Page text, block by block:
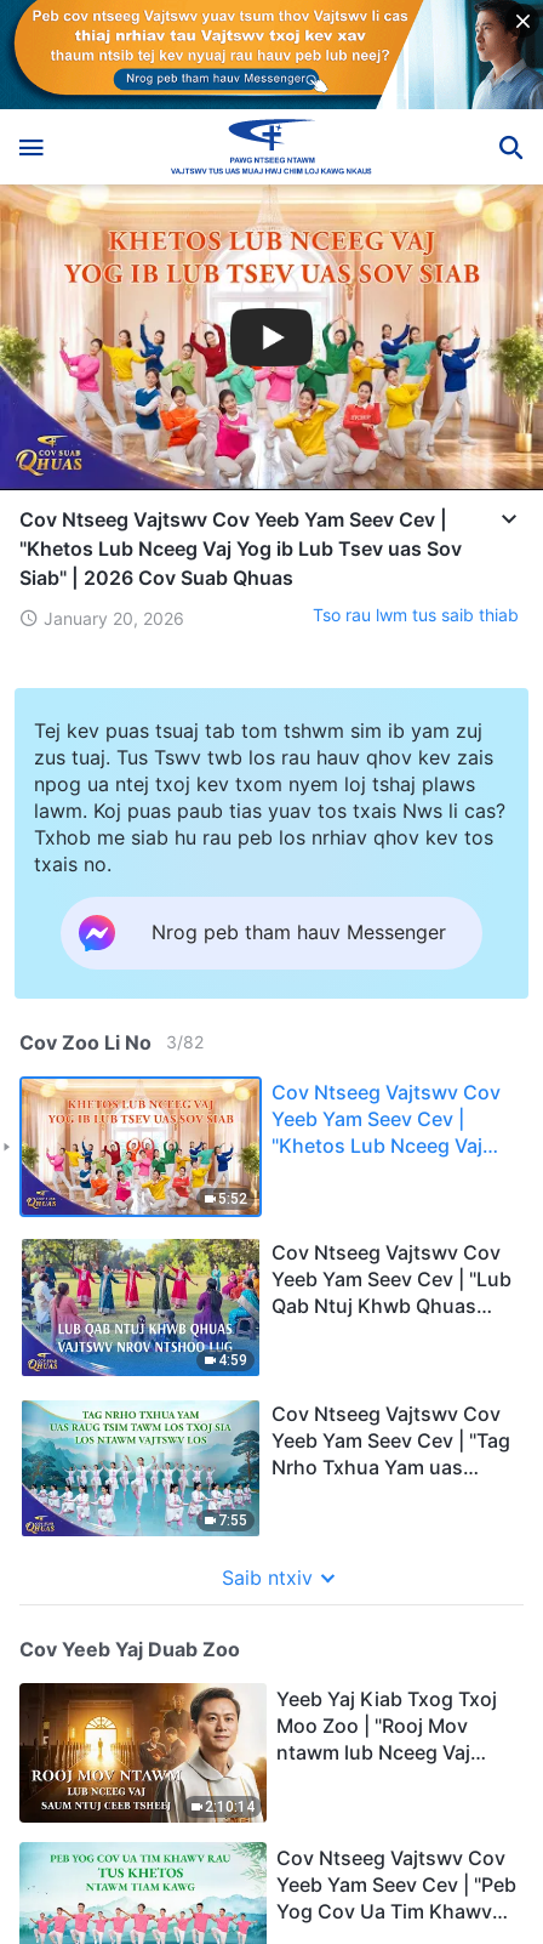
Cov Ntseeg Vajtswv Cov Yeeb Yam Seev Cev |
"Khetos Lub Nceeg Vaj Yog ib Lub Tsev uas Sov
Siab" | 2026 Cov Suab Qhuas
January 20, 2026 Tso rau lwm tus saib thiab
Tej kev puas tsuaj tab tom tshwm sim ib yam zuj
zus tuaj. Tus Tswv twb los rau hauv qhov kev zais
npog ua ntej txoj kev txom nyem loj tshaj plaws
lawm. Koj puas paub tias yuav tos txais Nws li cas?
Txhob me siab hu rau peb los nrhiav qhov kev tos
txais no.
Nrog peb tham hauv Messenger
Cov Zoo Li No 3/82
5:52
Cov Ntseeg Vajtswv Cov
Yeeb Yam Seev Cev |
"Khetos Lub Nceeg Vaj
4:59
Cov Ntseeg Vajtswv Cov
Yeeb Yam Seev Cev | "Lub
Qab Ntuj Khwb Qhuas
7:55
Cov Ntseeg Vajtswv Cov
Yeeb Yam Seev Cev | "Tag
Nrho Txhua Yam uas
Qhuas
Saib ntxiv
Cov Yeeb Yaj Duab Zoo
2:10:14
Yeeb Yaj Kiab Txog Txoj
Moo Zoo | "Rooj Mov
ntawm lub Nceeg Vaj
Cov Ntseeg Vajtswv Cov
Yeeb Yam Seev Cev | "Peb
Yog Cov Ua Tim Khawv